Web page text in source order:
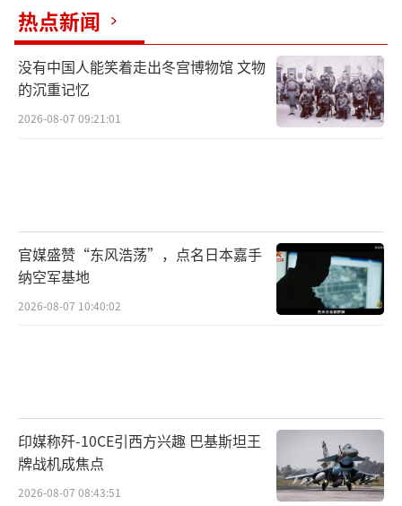
连续弯道驾驶过程中，驾驶员阿顺涛紧握
方向盘，根据弯道情况不断调整，不时通过后
热点新闻
没有中国人能笑着走出冬宫博物馆 文物
的沉重记忆
2026-08-07 09:21:01
官媒盛赞“东风浩荡”，点名日本嘉手
纳空军基地
2026-08-07 10:40:02
印媒称歼-10CE引西方兴趣 巴基斯坦王
牌战机成焦点
2026-08-07 08:43:51